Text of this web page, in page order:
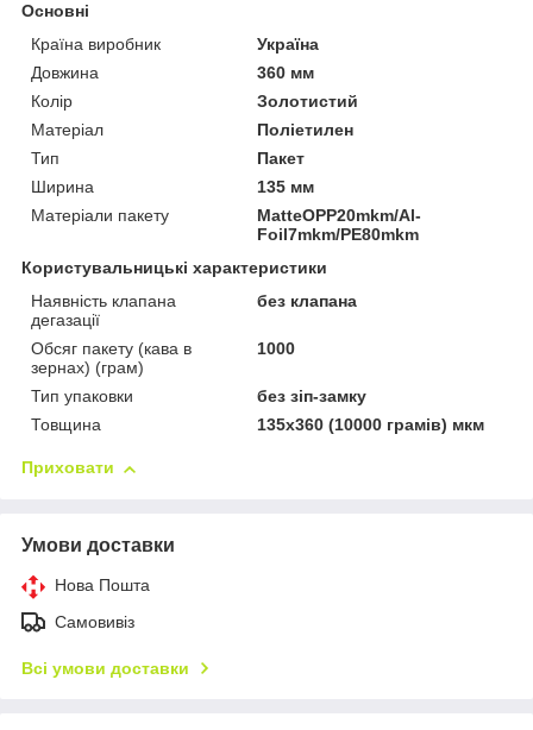
Основні
Країна виробник
Україна
Довжина
360 мм
Колір
Золотистий
Матеріал
Поліетилен
Тип
Пакет
Ширина
135 мм
Матеріали пакету
MatteOPP20mkm/Al-
Foil7mkm/PE80mkm
Користувальницькі характеристики
Наявність клапана
дегазації
без клапана
Обсяг пакету (кава в
зернах) (грам)
1000
Тип упаковки
без зіп-замку
Товщина
135х360 (10000 грамів) мкм
Приховати
Умови доставки
Нова Пошта
Самовивіз
Всі умови доставки